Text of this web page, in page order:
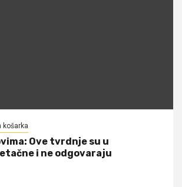
košarka
​Ove tvrdnje su u
i ne odgovaraju